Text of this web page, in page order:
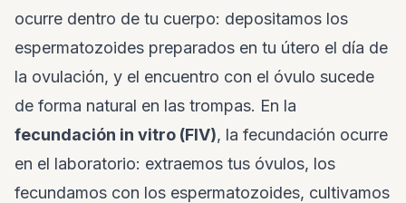
ocurre dentro de tu cuerpo: depositamos los
espermatozoides preparados en tu útero el día de
la ovulación, y el encuentro con el óvulo sucede
de forma natural en las trompas. En la
fecundación in vitro (FIV), la fecundación ocurre
en el laboratorio: extraemos tus óvulos, los
fecundamos con los espermatozoides, cultivamos